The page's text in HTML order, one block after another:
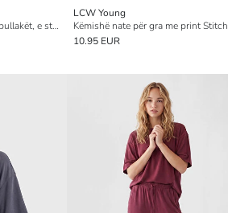
Këmishë nate me jakë të rrumbullakët, e stampuar, 100% Pambuk për gra
LCW Young
Këmishë nate për gra me print Stitch
10.95 EUR